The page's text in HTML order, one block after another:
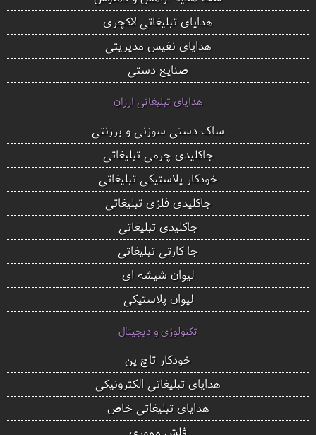
هدایای تبلیغاتی لاکچری
هدایای نفیس مدیریتی
صنایع دستی
هدایای تبلیغاتی ارزان
ساک دستی سوزنی و برزنتی
جاکلیدی چرمی تبلیغاتی
خودکار پلاستیکی تبلیغاتی
جاکلیدی فلزی تبلیغاتی
جاکلیدی تبلیغاتی
جا کارتی تبلیغاتی
لیوان شیشه ای
لیوان پلاستیکی
تکنولوژی و دیجیتال
خودکار تاچ پن
هدایای تبلیغاتی الکترونیکی
هدایای تبلیغاتی خاص
فلش مموری